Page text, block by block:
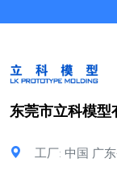
东莞市立科模型
工厂: 中国 广